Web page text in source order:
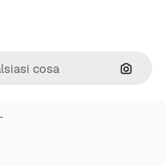
Cerca